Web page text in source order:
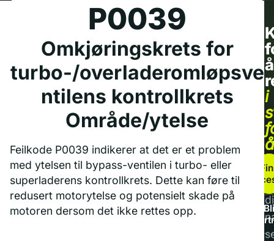
P0039
Omkjøringskrets for
turbo-/overladeromløpsve
ntilens kontrollkrets
Område/ytelse
Feilkode P0039 indikerer at det er et problem
med ytelsen til bypass-ventilen i turbo- eller
superladerens kontrollkrets. Dette kan føre til
redusert motorytelse og potensielt skade på
motoren dersom det ikke rettes opp.
å
i
å
Bli